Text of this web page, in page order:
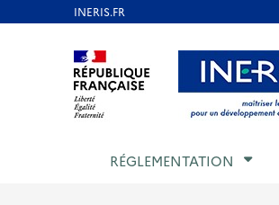
Aller au contenu Aller au menu
RÉGLEMENTATION